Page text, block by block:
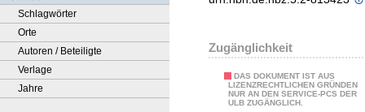
Schlagwörter
Orte
Autoren / Beteiligte
Verlage
Jahre
Zugänglichkeit
DAS DOKUMENT IST AUS
LIZENZRECHTLICHEN GRÜNDEN
NUR AN DEN SERVICE-PCS DER
ULB ZUGÄNGLICH.